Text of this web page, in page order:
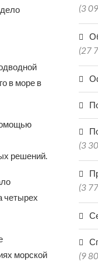
в море в
решений.
четырех
морской
(3
(27
(3
(3
(9